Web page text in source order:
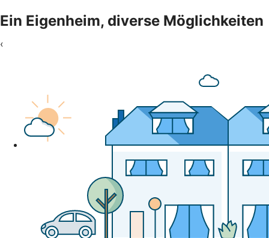
Ein Eigenheim, diverse Möglichkeiten
‹